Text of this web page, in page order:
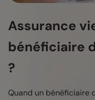
Assurance
bénéficiaire
?
Quand un bénéficiaire